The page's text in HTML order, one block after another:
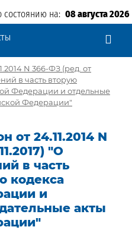
состоянию на: 08 августа 2026
N 366-ФЗ (ред. от
в часть вторую
Федерации и отдельные
Федерации"
от 24.11.2014 N
"О
в часть
кодекса
и
акты